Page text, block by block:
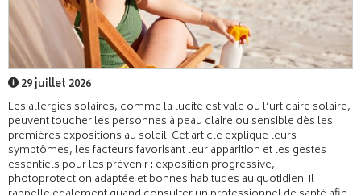
29 juillet 2026
Les allergies solaires, comme la lucite estivale ou l’urticaire solaire,
peuvent toucher les personnes à peau claire ou sensible dès les
premières expositions au soleil. Cet article explique leurs
symptômes, les facteurs favorisant leur apparition et les gestes
essentiels pour les prévenir : exposition progressive,
photoprotection adaptée et bonnes habitudes au quotidien. Il